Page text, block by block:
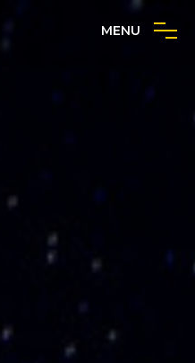
MENU